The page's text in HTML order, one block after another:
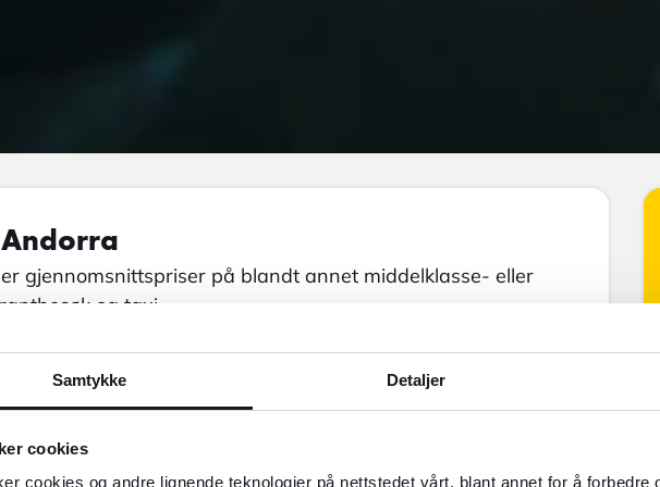
Samtykke Detaljer
cookies
cookies og andre lignende teknologier på nettstedet vårt, blant annet for å forbedre
Andorra
gjennomsnittspriser på blandt annet middelklasse- eller
og taxi.